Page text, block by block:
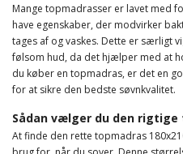
Mange topmadrasser er lavet med
have egenskaber, der modvirker
tages af og vaskes. Dette er særligt
følsom hud, da det hjælper med at
du køber en topmadras, er det en
for at sikre den bedste søvnkvalitet.
Sådan vælger du den rigtige
At finde den rette topmadras